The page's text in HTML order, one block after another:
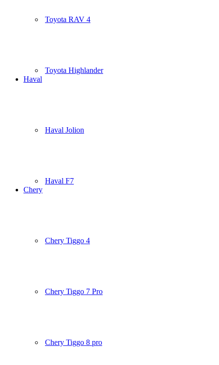
Toyota RAV 4
Toyota Highlander
Haval
Haval Jolion
Haval F7
Chery
Chery Tiggo 4
Chery Tiggo 7 Pro
Chery Tiggo 8 pro